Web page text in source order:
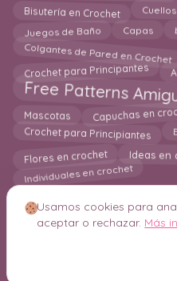
Bisutería en Crochet
Juegos de Baño Capas
Colgantes de Pared en Crochet
Crochet para Principantes
Free Patterns
Mascotas Capuchas en
Crochet para Principiantes
Flores en crochet Ideas en
Individuales en crochet
© 2026 Crochetisimo.
Usamos cookies para
aceptar o rechazar. Más